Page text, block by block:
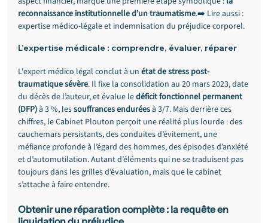
reconnaissance institutionnelle d’un traumatisme.➡️ Lire aussi :
expertise médico-légale et indemnisation du préjudice corporel.
L’expertise médicale : comprendre, évaluer, réparer
L'expert médico légal conclut à un état de stress post-
traumatique sévère. Il fixe la consolidation au 20 mars 2023, date
du décès de l’auteur, et évalue le déficit fonctionnel permanent
(DFP) à 3 %, les souffrances endurées à 3/7. Mais derrière ces
chiffres, le Cabinet Plouton perçoit une réalité plus lourde : des
cauchemars persistants, des conduites d’évitement, une
méfiance profonde à l’égard des hommes, des épisodes d’anxiété
et d’automutilation. Autant d’éléments qui ne se traduisent pas
toujours dans les grilles d’évaluation, mais que le cabinet
s’attache à faire entendre.
Obtenir une réparation complète : la requête en